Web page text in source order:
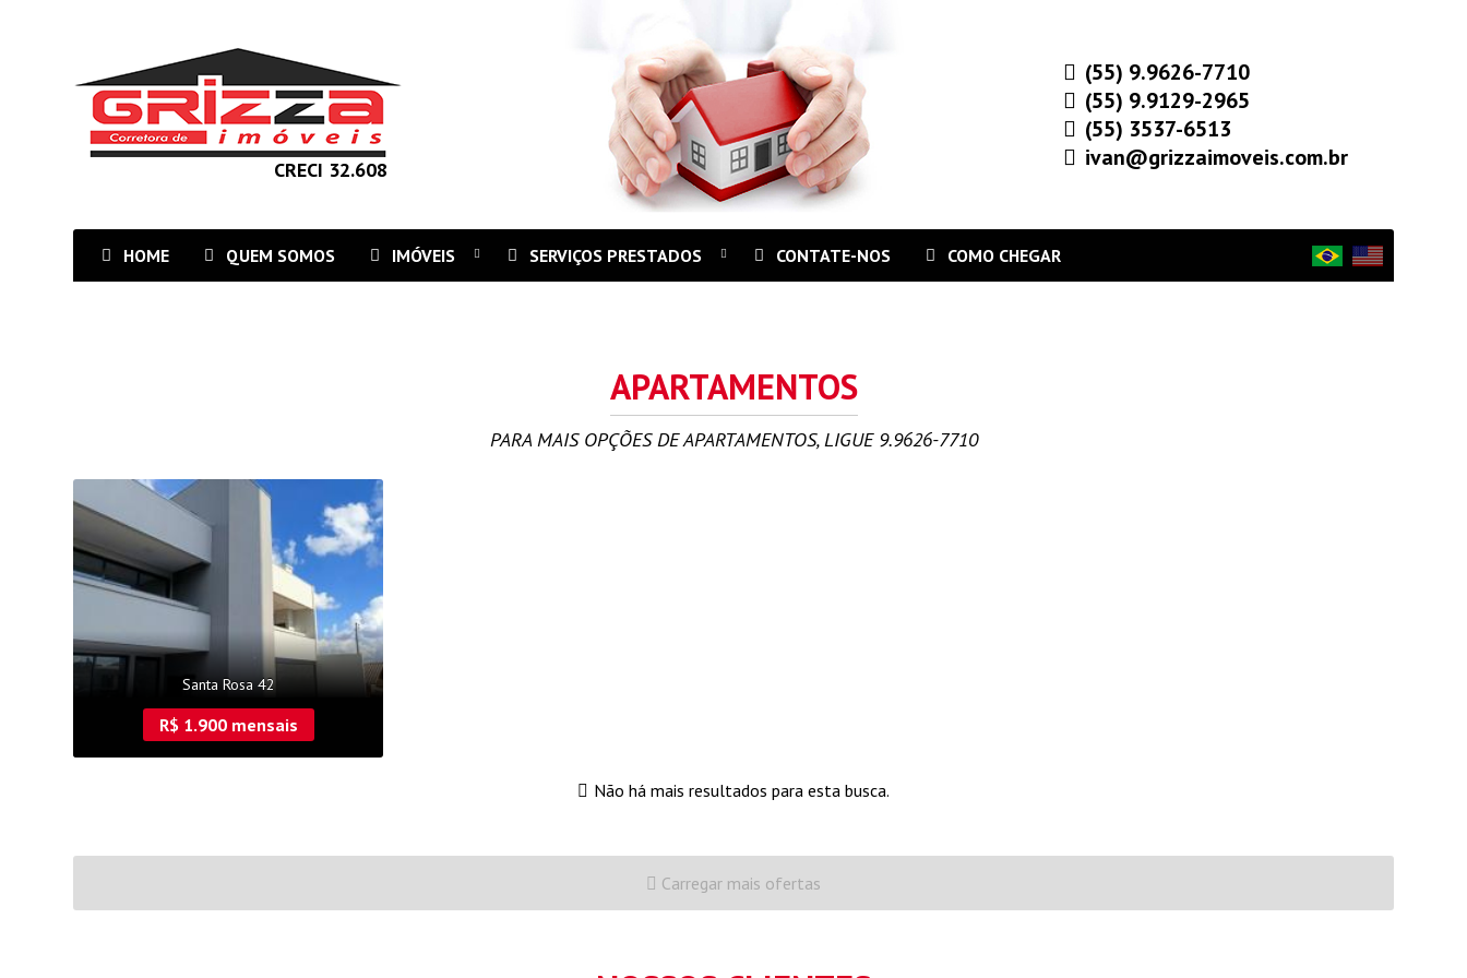
CRECI 32.608
(55) 9.9626-7710
(55) 9.9129-2965
(55) 3537-6513
ivan@grizzaimoveis.com.br
HOME QUEM SOMOS IMÓVEIS SERVIÇOS PRESTADOS CONTATE-NOS COMO CHEGAR
APARTAMENTOS
PARA MAIS OPÇÕES DE APARTAMENTOS, LIGUE 9.9626-7710
Santa Rosa 42
R$ 1.900 mensais
Não há mais resultados para esta busca.
Carregar mais ofertas